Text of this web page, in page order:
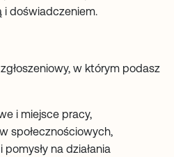
i doświadczeniem.
w którym podasz
i miejsce pracy,
społecznościowych,
na działania